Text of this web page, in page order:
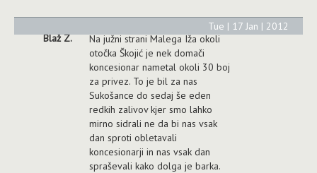
Blaž Z.
Na južni strani Malega Iža okoli
otočka Škojić je nek domači
koncesionar nametal okoli 30 boj
za privez. To je bil za nas
Sukošance do sedaj še eden
redkih zalivov kjer smo lahko
mirno sidrali ne da bi nas vsak
dan sproti obletavali
koncesionarji in nas vsak dan
spraševali kako dolga je barka.
Tue | 17 Jan | 2012